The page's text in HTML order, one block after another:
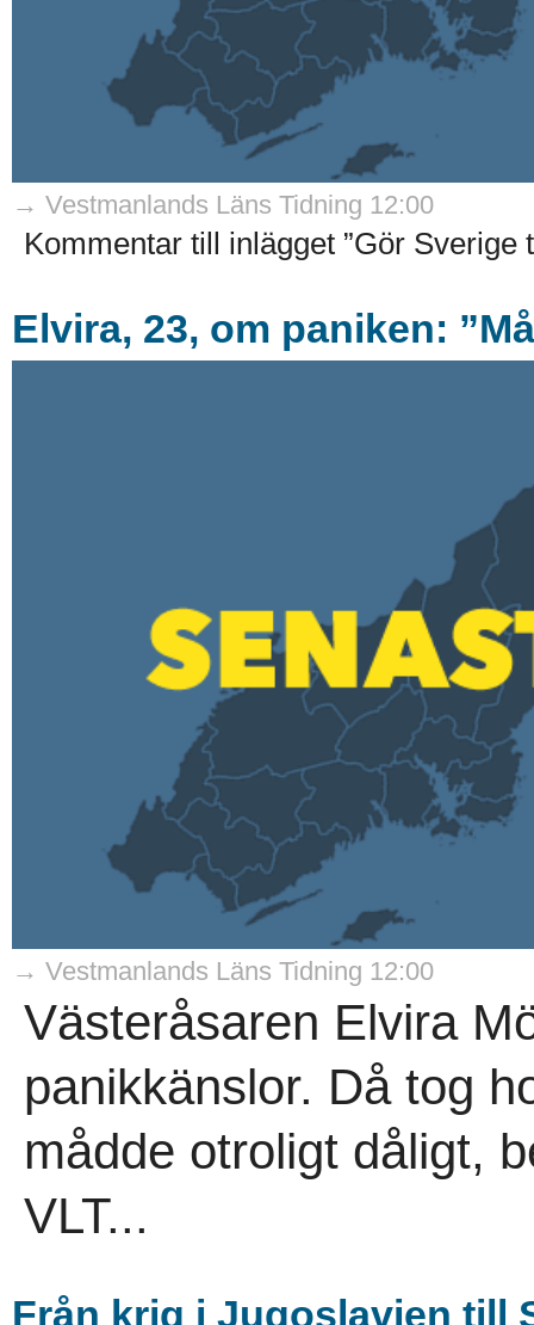
→ Vestmanlands Läns Tidning 12:00
Kommentar till inlägget ”Gör Sverige
Elvira, 23, om paniken:
→ Vestmanlands Läns Tidning 12:00
Västeråsaren Elvira
panikkänslor. Då tog
mådde otroligt dåligt,
VLT...
Från krig i Jugoslavien till